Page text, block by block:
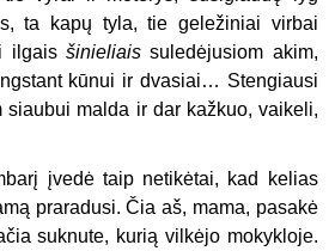
ta kapų tyla, tie geležiniai virbai
ilgais šinieliaissuledėjusiom akim,
kūnui ir dvasiai… Stengiausi
siaubui malda ir dar kažkuo, vaikeli,
įvedė taip netikėtai, kad kelias
praradusi. Čia aš, mama, pasakė
suknute, kurią vilkėjo mokykloje.